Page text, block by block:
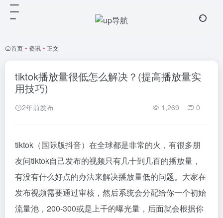
首页 • 资讯 • 正文
tiktok播放量很低怎么解决？(提高播放量实
用技巧)
2年前发布 1,269 0
tiktok（国际版抖音）在全球都是非常的火，有很多朋
友问tiktok自己发布的视频只有几十到几百的播放量，
有没有什么好点的办法来解决播放量低的问题。大家在
发布视频需要通过审核，然后系统会分配给你一个初始
流量池，200-300或是上千的曝光量，后面就会根据你